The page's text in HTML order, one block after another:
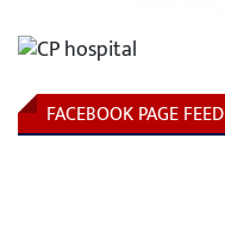
FACEBOOK PAGE FEED